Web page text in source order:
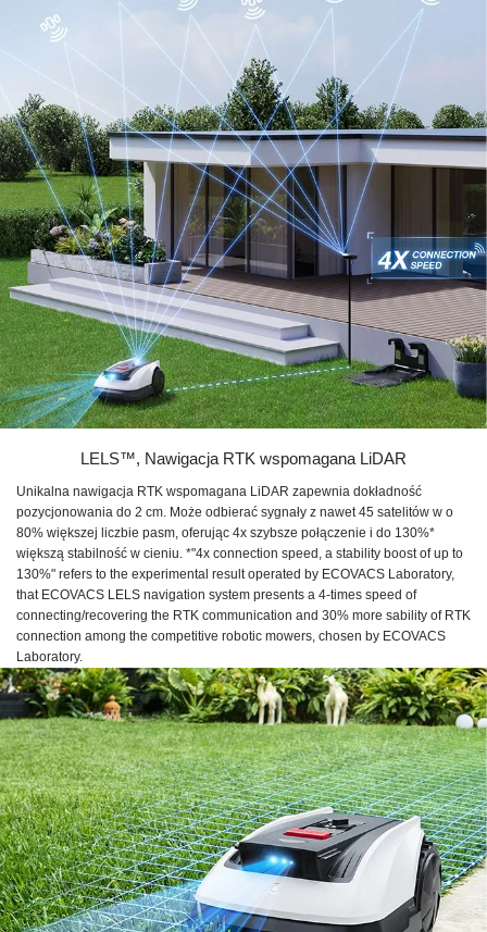
LELS™, Nawigacja RTK wspomagana LiDAR
Unikalna nawigacja RTK wspomagana LiDAR zapewnia dokładność
pozycjonowania do 2 cm. Może odbierać sygnały z nawet 45 satelitów w o
80% większej liczbie pasm, oferując 4x szybsze połączenie i do 130%*
większą stabilność w cieniu. *"4x connection speed, a stability boost of up to
130%" refers to the experimental result operated by ECOVACS Laboratory,
that ECOVACS LELS navigation system presents a 4-times speed of
connecting/recovering the RTK communication and 30% more sability of RTK
connection among the competitive robotic mowers, chosen by ECOVACS
Laboratory.